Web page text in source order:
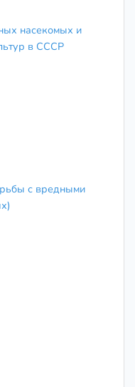
насекомых и
в СССР
с вредными